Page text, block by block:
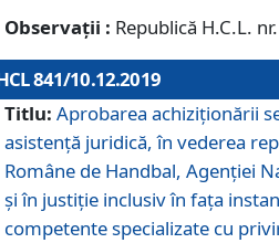
Observații : Republică H.C.L.
841/10.12.2019
Titlu: Aprobarea achiziționării
asistență juridică, în vederea
Române de Handbal, Agenției
și în justiție inclusiv în fața
competente specializate cu